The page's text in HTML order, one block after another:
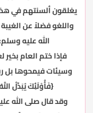
يغلقون ألسنتهم في
واللغو فضلاً عن
الله عليه
فإذا ختم العام
وسيئات فيمحوها بل
{فَأُوْلَئِكَ يُبَدِّلُ
وقد قال صلى الله